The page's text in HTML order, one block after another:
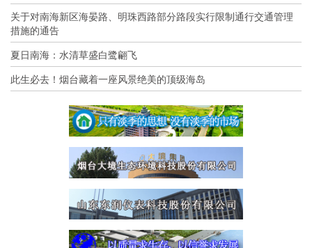
关于对南海新区海晏路、明珠西路部分路段实行限制通行交通管理
措施的通告
夏日南海：水清草盛白鹭翩飞
此生必去！烟台藏着一座风景绝美的顶级海岛